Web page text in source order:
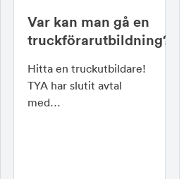
Var kan man gå en
truckförarutbildning?
Hitta en truckutbildare!
TYA har slutit avtal
med…